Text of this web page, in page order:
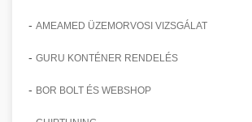
- AMEAMED ÜZEMORVOSI VIZSGÁLAT
- GURU KONTÉNER RENDELÉS
- BOR BOLT ÉS WEBSHOP